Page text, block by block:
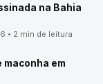
na Bahia
• 2 min de leitura
maconha em